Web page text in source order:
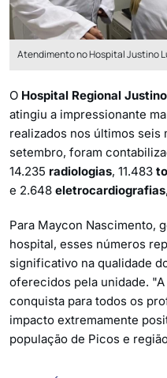
Atendimento no Hospital Justino
O Hospital Regional
atingiu a impressionante
realizados nos últimos seis
setembro, foram
14.235 radiologias, 11.483
e 2.648 eletrocardiografias
Para Maycon Nascimento,
hospital, esses números
significativo na qualidade
oferecidos pela unidade.
conquista para todos os
impacto extremamente
população de Picos e